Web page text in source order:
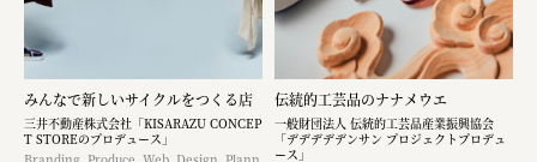
みんなで新しいサイクルをつくる店
三井不動産株式会社「KISARAZU CONCEP
T STOREのプロデュース」
伝統的工芸品のナナメウエ
一般財団法人 伝統的工芸品産業振興協会
「デデデデデンサン プロジェクトプロデュ
ース」